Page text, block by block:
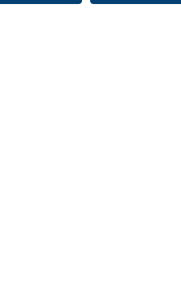
Zuletzt angesehen